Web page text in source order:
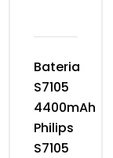
Bateria
S7105
4400mAh
Philips
S7105